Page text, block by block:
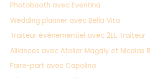
Photobooth avec Eventina
Wedding planner avec Bella Vita
Traiteur événementiel avec 2EL Traiteur
Alliances avec Atelier Magaly et Nicolas B
Faire-part avec Capolina